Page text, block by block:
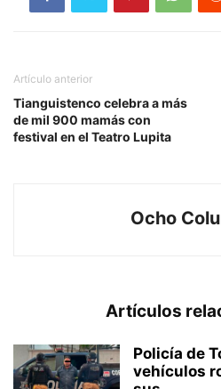
Artículo anterior
Tianguistenco celebra a más
de mil 900 mamás con
festival en el Teatro Lupita
Ocho
Artículos
Policía de
vehículos